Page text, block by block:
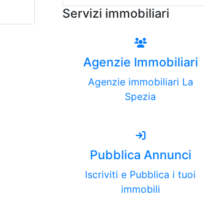
Servizi immobiliari
Agenzie Immobiliari
Agenzie immobiliari La
Spezia
Pubblica Annunci
Iscriviti e Pubblica i tuoi
immobili